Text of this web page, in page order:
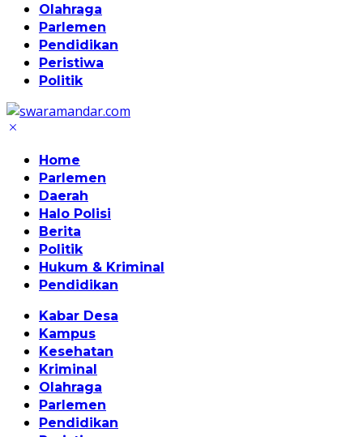
Olahraga
Parlemen
Pendidikan
Peristiwa
Politik
Home
Parlemen
Daerah
Halo Polisi
Berita
Politik
Hukum & Kriminal
Pendidikan
Kabar Desa
Kampus
Kesehatan
Kriminal
Olahraga
Parlemen
Pendidikan